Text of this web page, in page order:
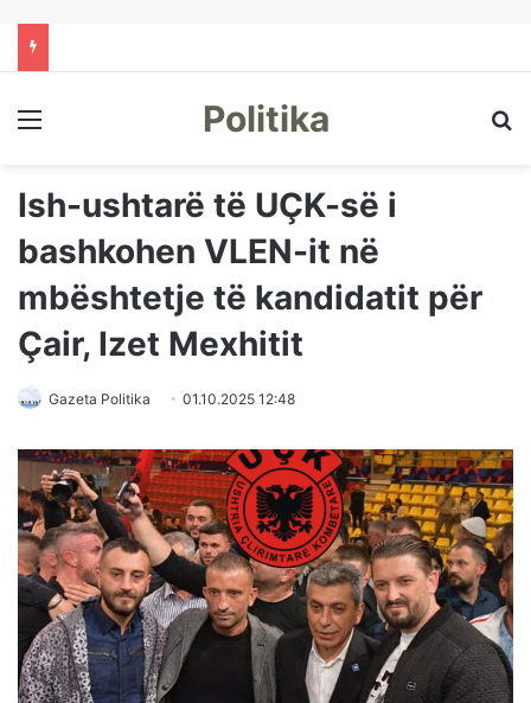
Menu Politika
Ish-ushtarë të UÇK-së i
bashkohen VLEN-it në
mbështetje të kandidatit për
Çair, Izet Mexhitit
Gazeta Politika 01.10.2025 12:48